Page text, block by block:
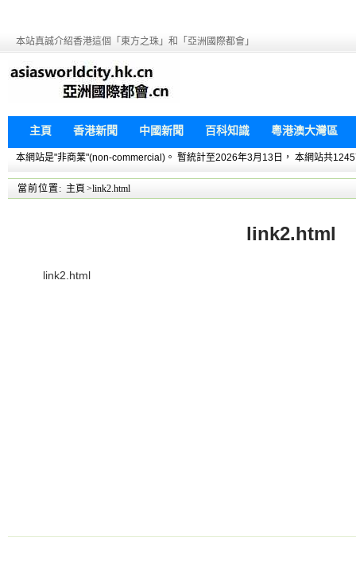
本站真誠介紹香港這個「東方之珠」和「亞洲國際都會」
主頁 香港新聞 中國新聞 百科知識 粵港澳大灣區
本網站是"非商業"(non-commercial)。 暫統計至2026年3月13日， 本網站共
當前位置: 主頁 >link2.html
link2.html
link2.html